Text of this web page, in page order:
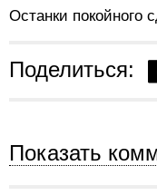
Останки покойного
Поделиться:
Показать